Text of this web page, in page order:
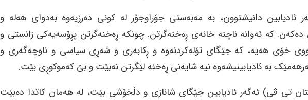
ئادیابین دانیشتوون، بە مەبەستی جۆراوجۆر لە کونی دەرزیەوە بەدوای هەلە و
دەکەن. کە ئەوانە ناچنە خانەی ڕەخنەگرتن. چونکە ڕەخنەگرتن پڕۆسەیەکی زانستی و
خۆی هەیە، کە جێگای تۆلەکردنەوە و ڕکابەری و شەڕی سیاسی و ناوچەگەری و
بە ئادیابینیشەوە نیە شایەنی ڕەخنە لێگرتن نەبێت و بێ کەموکوڕی بێت.
تی ڤی) ئەگەر ئادیابین جێگای شانازی و دڵخۆشی بێت، لە هەمان کاتدا دەبێت